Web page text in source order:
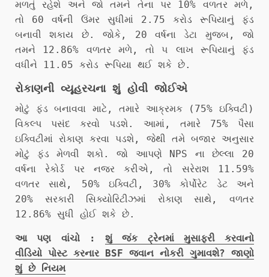
મળતું રહેશે અને જો તમને તેના પર 10% વળતર મળે,
તો 60 વર્ષની ઉંમર સુધીમાં 2.75 કરોડ રૂપિયાનું ફંડ
બનાવી શકાય છે. જોકે, 20 વર્ષના ડેટા મુજબ, જો
તમને 12.86% વળતર મળે, તો ૫ લાખ રૂપિયાનું ફંડ
વધીને 11.05 કરોડ રૂપિયા થઈ શકે છે.
રોકાણની વ્યૂહરચના શું હોવી જોઈએ
મોટું ફંડ બનાવવા માટે, તમારે આક્રમક (75% ઇક્વિટી)
વિકલ્પ પસંદ કરવો પડશે. આમાં, તમારે 75% પૈસા
ઇક્વિટીમાં રોકાણ કરવા પડશે, જેથી તમે બજાર અનુસાર
મોટું ફંડ મેળવી શકો. જો આપણે NPS ના છેલ્લા 20
વર્ષના રેકોર્ડ પર નજર કરીએ, તો સરેરાશ 11.59%
વળતર સાથે, 50% ઇક્વિટી, 30% કોર્પોરેટ ડેટ અને
20% સરકારી સિક્યોરિટીઝમાં રોકાણ સાથે, વળતર
12.86% સુધી હોઈ શકે છે.
આ પણ વાંચો : શું જંક ટ્રેનમાં મુસાફરી કરવાનો
વીડિયો પોસ્ટ કરનાર BSF જવાન નોકરી ગુમાવશે? જાણો
શું છે નિયમ